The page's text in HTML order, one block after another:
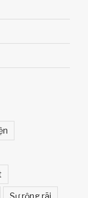
Sự rộng rãi